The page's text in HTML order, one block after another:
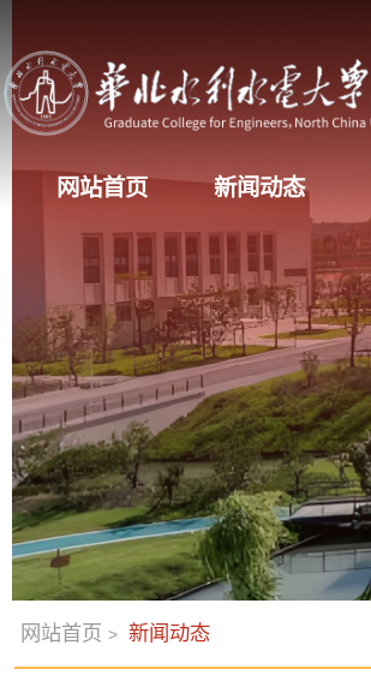
网站首页 新闻动态
网站首页 > 新闻动态